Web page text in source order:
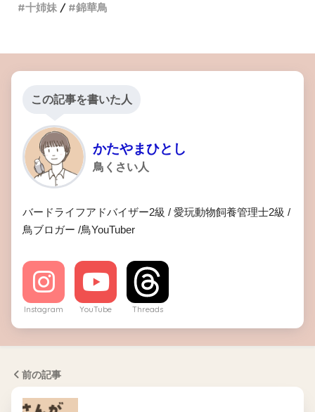
十姉妹
錦華鳥
この記事を書いた人
かたやまひとし
鳥くさい人
バードライフアドバイザー2級 / 愛玩動物飼養管理士2級 /
鳥ブロガー /鳥YouTuber
Instagram YouTube Threads
前の記事